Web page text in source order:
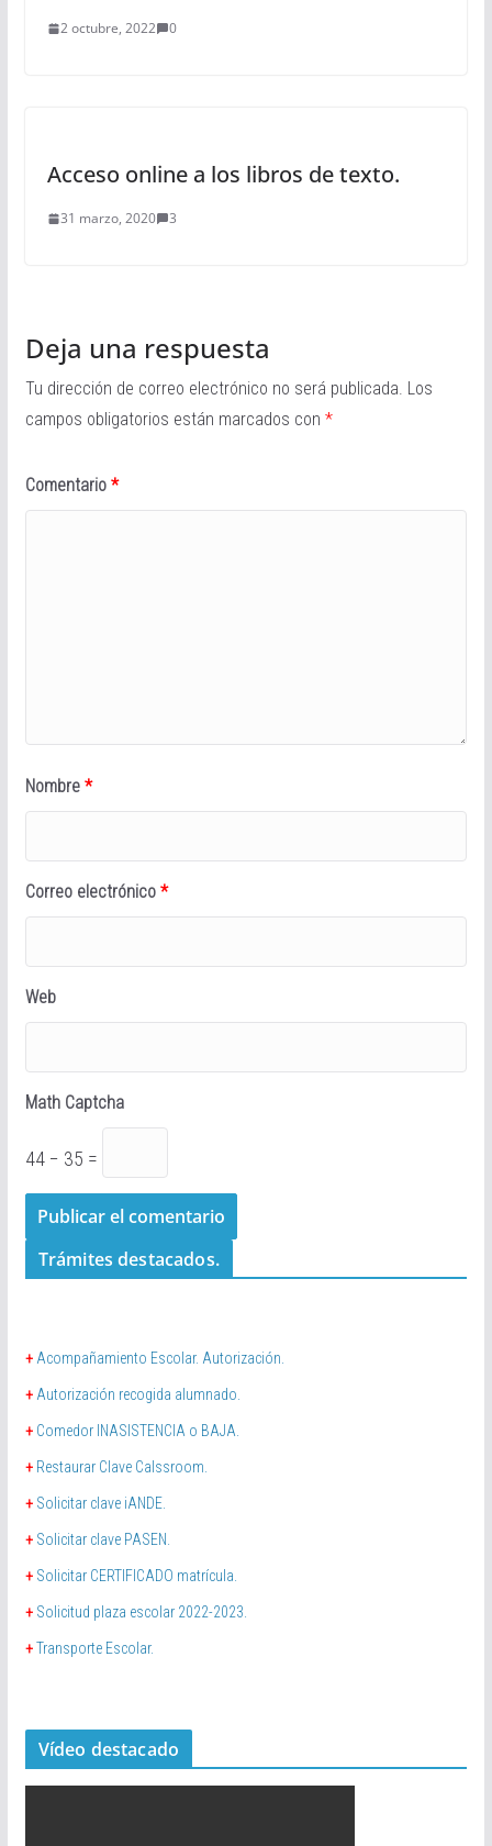
2 octubre, 2022 0
Acceso online a los libros de texto.
31 marzo, 2020 3
Deja una respuesta
Tu dirección de correo electrónico no será publicada. Los
campos obligatorios están marcados con *
Comentario *
Nombre *
Correo electrónico *
Web
Math Captcha
44 − 35 =
Trámites destacados.
+ Acompañamiento Escolar. Autorización.
+ Autorización recogida alumnado.
+ Comedor INASISTENCIA o BAJA.
+ Restaurar Clave Calssroom.
+ Solicitar clave iANDE.
+ Solicitar clave PASEN.
+ Solicitar CERTIFICADO matrícula.
+ Solicitud plaza escolar 2022-2023.
+Transporte Escolar.
Vídeo destacado